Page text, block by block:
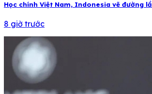
Học chính Việt Nam, Indonesia vẽ đường
8 giờ trước